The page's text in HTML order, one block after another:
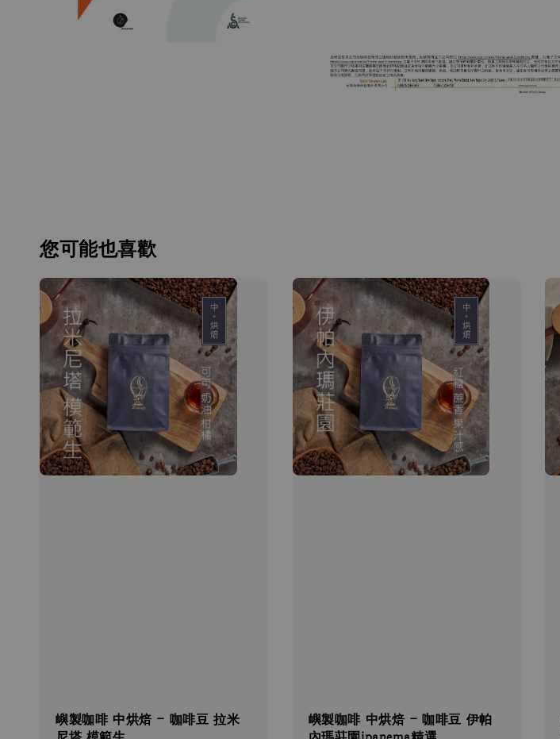
您可能也喜歡
嶼製咖啡 中烘焙 - 咖啡豆 拉米
嶼製咖啡 中烘焙 - 咖啡豆 伊帕